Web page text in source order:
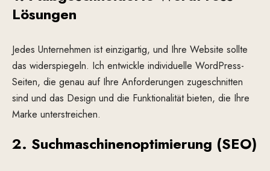
Lösungen
Jedes Unternehmen ist einzigartig, und Ihre Website sollte
das widerspiegeln. Ich entwickle individuelle WordPress-
Seiten, die genau auf Ihre Anforderungen zugeschnitten
sind und das Design und die Funktionalität bieten, die Ihre
Marke unterstreichen.
2. Suchmaschinenoptimierung (SEO)